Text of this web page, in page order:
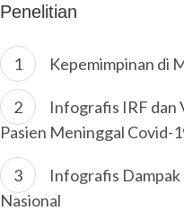
Penelitian
Kepemimpinan di
Infografis IRF dan
Pasien Meninggal Covid-
Infografis
Nasional